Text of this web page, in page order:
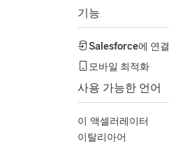
기능
Salesforce에 연결
모바일 최적화
사용 가능한 언어
이 액셀러레이터
이탈리아어